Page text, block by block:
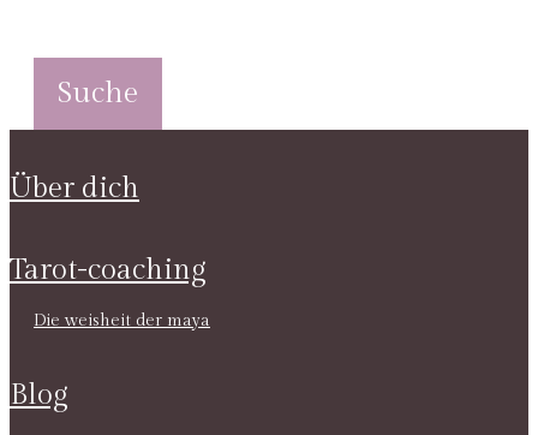
über dich
tarot-coaching
die weisheit der maya
blog